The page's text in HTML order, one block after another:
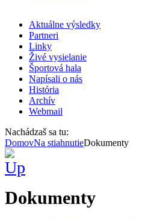
Aktuálne výsledky
Partneri
Linky
Živé vysielanie
Športová hala
Napísali o nás
História
Archív
Webmail
Nachádzaš sa tu:
DomovNa stiahnutieDokumenty
Dokumenty